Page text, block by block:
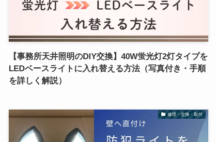
【事務所天井照明のDIY交換】40W蛍光灯2灯タイプを
LEDベースライトに入れ替える方法（写真付き・手順
を詳しく解説）
修理・交換・取付